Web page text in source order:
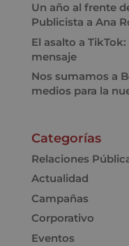
Un año al frente
Publicista a Ana
El asalto a
mensaje
Nos sumamos a
medios para la
Categorías
Relaciones
Actualidad
Campañas
Corporativo
Eventos